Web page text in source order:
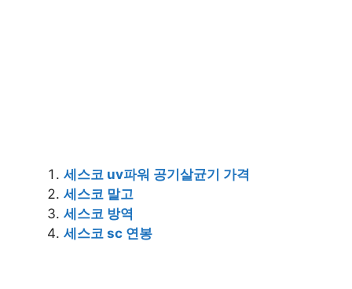
세스코 uv파워 공기살균기 가격
세스코 말고
세스코 방역
세스코 sc 연봉